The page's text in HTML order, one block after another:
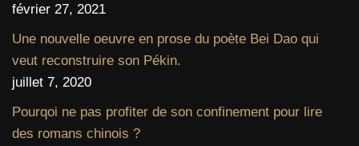
février 27, 2021
Une nouvelle oeuvre en prose du poète Bei Dao qui
veut reconstruire son Pékin.
juillet 7, 2020
Pourqoi ne pas profiter de son confinement pour lire
des romans chinois ?